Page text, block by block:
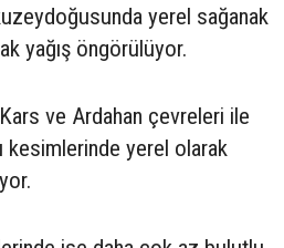
yerel sağanak
yağış öngörülüyor.
ve Ardahan çevreleri ile
kesimlerinde yerel olarak